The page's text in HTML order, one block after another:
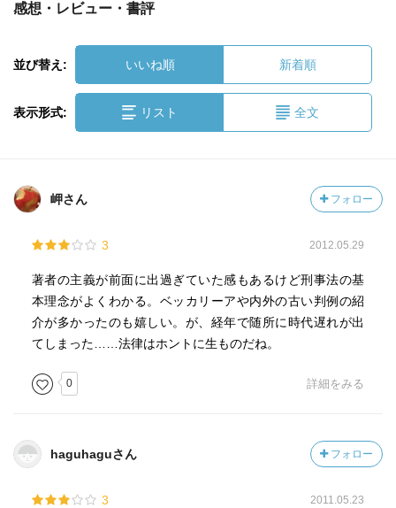
感想・レビュー・書評
並び替え: いいね順 新着順
表示形式: リスト 全文
岬さん フォロー
3 2012.05.29
著者の主義が前面に出過ぎていた感もあるけど刑事法の基
本理念がよくわかる。ベッカリーアや内外の古い判例の紹
介が多かったのも嬉しい。が、経年で随所に時代遅れが出
てしまった……法律はホントに生ものだね。
0 詳細をみる
haguhaguさん フォロー
3 2011.05.23